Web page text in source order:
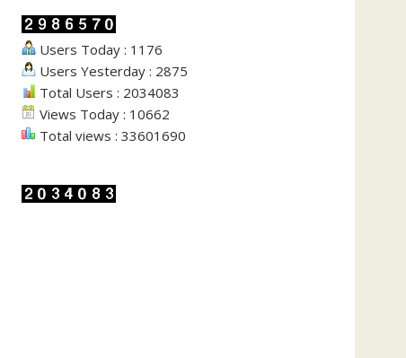
Users Today : 1176
Users Yesterday : 2875
Total Users : 2034083
Views Today : 10662
Total views : 33601690